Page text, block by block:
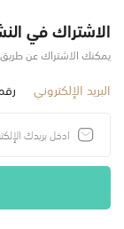
الاشتراك في
يمكنك الاشتراك عن طريق
البريد الإلكتروني